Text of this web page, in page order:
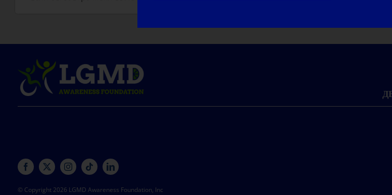
© Copyright 2026 LGMD Awareness Foundation, Inc